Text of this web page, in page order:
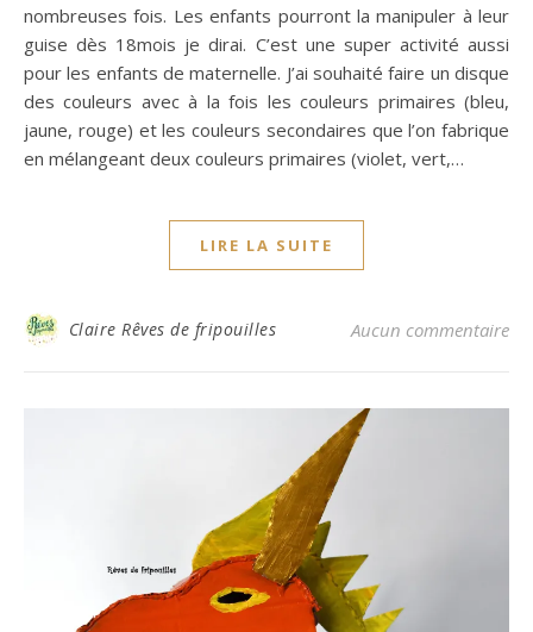
nombreuses fois. Les enfants pourront la manipuler à leur
guise dès 18mois je dirai. C’est une super activité aussi
pour les enfants de maternelle. J’ai souhaité faire un disque
des couleurs avec à la fois les couleurs primaires (bleu,
jaune, rouge) et les couleurs secondaires que l’on fabrique
en mélangeant deux couleurs primaires (violet, vert,…
LIRE LA SUITE
Claire Rêves de fripouilles Aucun commentaire